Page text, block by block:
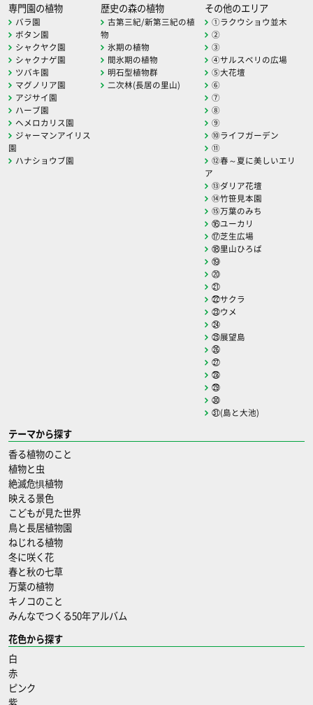
専門園の植物
バラ園
ボタン園
シャクヤク園
シャクナゲ園
ツバキ園
マグノリア園
アジサイ園
ハーブ園
ヘメロカリス園
ジャーマンアイリス
園
ハナショウブ園
歴史の森の植物
古第三紀/新第三紀の植
物
氷期の植物
間氷期の植物
明石型植物群
二次林(長居の里山)
その他のエリア
①ラクウショウ並木
②
③
④サルスベリの広場
⑤大花壇
⑥
⑦
⑧
⑨
⑩ライフガーデン
⑪
⑫春～夏に美しいエリ
ア
⑬ダリア花壇
⑭竹笹見本園
⑮万葉のみち
⑯ユーカリ
⑰芝生広場
⑱里山ひろば
⑲
⑳
㉑
㉒サクラ
㉓ウメ
㉔
㉕展望島
㉖
㉗
㉘
㉙
㉚
㉛(島と大池)
テーマから探す
香る植物のこと
植物と虫
絶滅危惧植物
映える景色
こどもが見た世界
鳥と長居植物園
ねじれる植物
冬に咲く花
春と秋の七草
万葉の植物
キノコのこと
みんなでつくる50年アルバム
花色から探す
白
赤
ピンク